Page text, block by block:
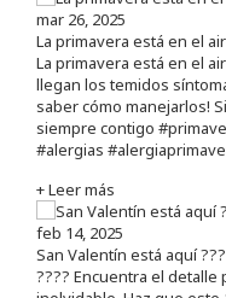
mar 26, 2025
La primavera está en el
La primavera está en el
llegan los temidos
saber cómo manejarlos!
siempre contigo
#alergias
+ Leer más
feb 14, 2025
San Valentín está aquí
???? Encuentra el detalle